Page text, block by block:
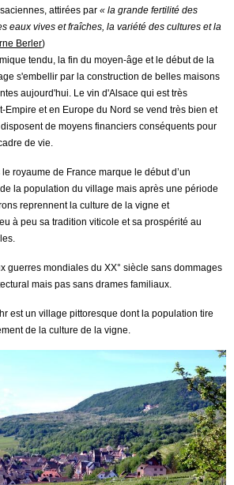
attirées par « la grande fertilité des
eaux vives et fraîches, la variété des cultures et la
Berler)
tendu, la fin du moyen-âge et le début de la
s'embellir par la construction de belles maisons
aujourd'hui. Le vin d'Alsace qui est très
Empire et en Europe du Nord se vend très bien et
de moyens financiers conséquents pour
de vie.
royaume de France marque le début d’un
la population du village mais après une période
reprennent la culture de la vigne et
à peu sa tradition viticole et sa prospérité au
guerres mondiales du XX° siècle sans dommages
mais pas sans drames familiaux.
est un village pittoresque dont la population tire
de la culture de la vigne.